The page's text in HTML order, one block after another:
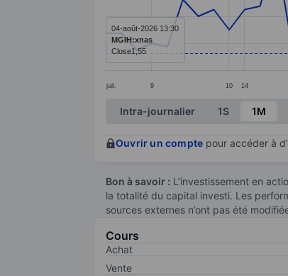
The chart has 1 Y axis displaying
juil. 9 10 14
04-août-2026 13:30
MGIH:xnas
Close1,55
End of interactive chart.
Intra-journalier 1S 1M
Ouvrir un compte pour accéder à
Bon à savoir : L’investissement en
la totalité du capital investi. Les
sources externes n’ont pas été
Cours
Achat
Vente